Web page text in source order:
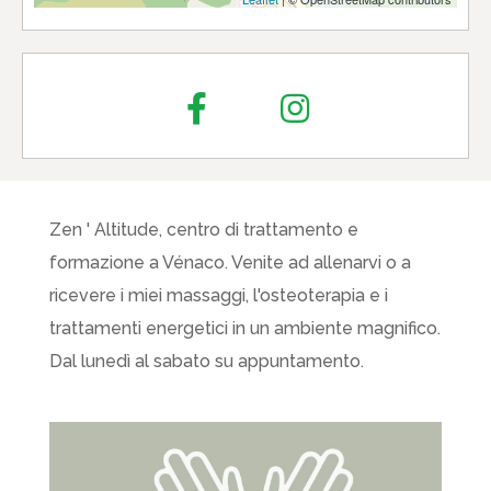
Zen ' Altitude, centro di trattamento e
formazione a Vénaco. Venite ad allenarvi o a
ricevere i miei massaggi, l'osteoterapia e i
trattamenti energetici in un ambiente magnifico.
Dal lunedì al sabato su appuntamento.